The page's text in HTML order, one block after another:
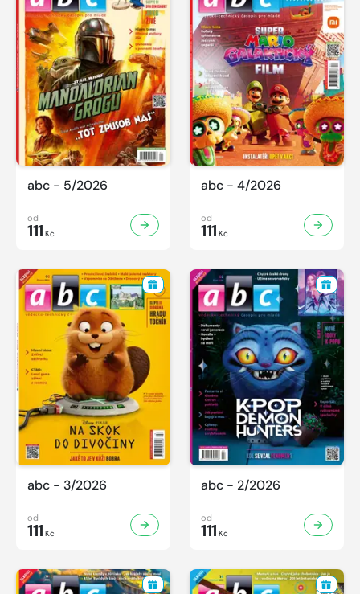
abc - 5/2026
od
111 Kč
abc - 4/2026
od
111 Kč
abc - 3/2026
od
111 Kč
abc - 2/2026
od
111 Kč